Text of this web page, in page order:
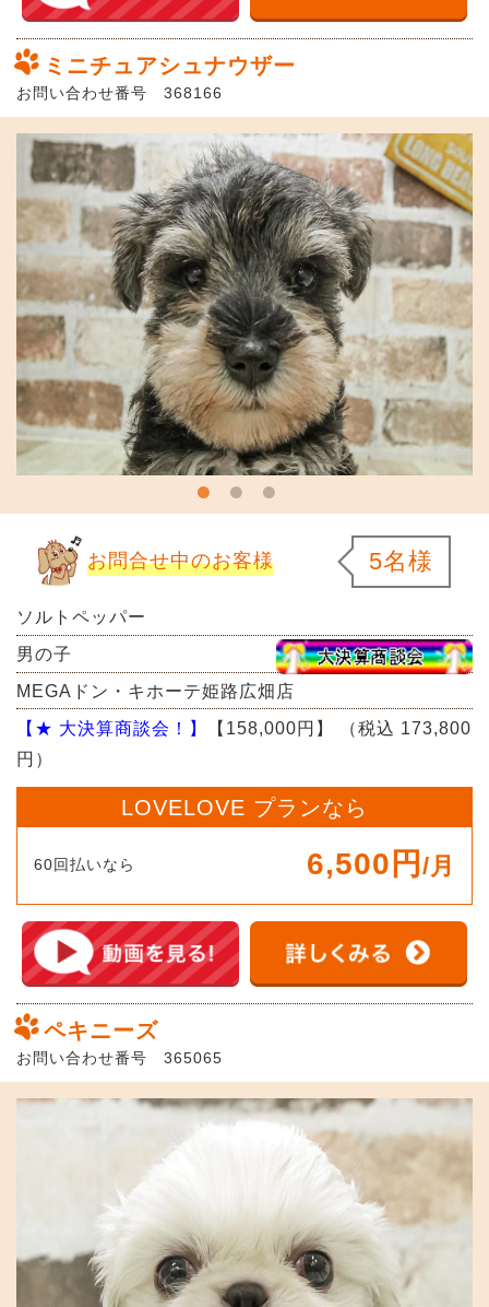
ミニチュアシュナウザー
お問い合わせ番号 368166
お問合せ中のお客様 5名様
ソルトペッパー
男の子
MEGAドン・キホーテ姫路広畑店
【★ 大決算商談会！】
【158,000円】
（税込 173,800
円）
LOVELOVE プランなら
60回払いなら 6,500円 /月
ペキニーズ
お問い合わせ番号 365065